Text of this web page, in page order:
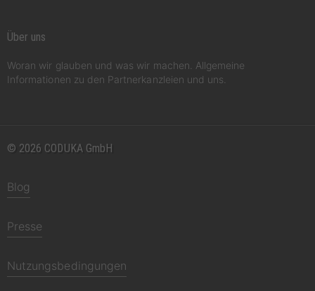
Über uns
Woran wir glauben und was wir machen. Allgemeine
Informationen zu den Partnerkanzleien und uns.
© 2026 CODUKA GmbH
Blog
Presse
Nutzungsbedingungen